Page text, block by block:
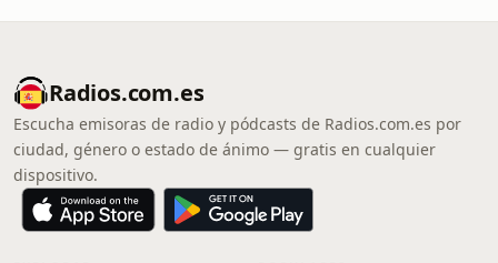
Radios.com.es
Escucha emisoras de radio y pódcasts de Radios.com.es por
ciudad, género o estado de ánimo — gratis en cualquier
dispositivo.